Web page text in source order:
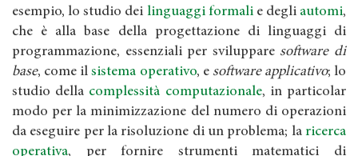
esempio, lo studio dei linguaggi formalie degli automi,
che è alla base della progettazione di linguaggi di
programmazione, essenziali per sviluppare software di
base, come ilsistema operativo, e software applicativo; lo
studio della complessità computazionale, in particolar
modo per la minimizzazione del numero di operazioni
da eseguire per la risoluzione di un problema; la ricerca
operativa, per fornire strumenti matematici di